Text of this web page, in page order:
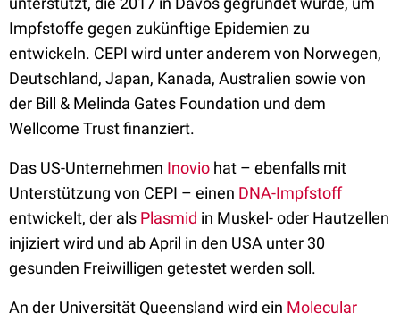
Impfstoffe gegen zukünftige Epidemien zu
entwickeln. CEPI wird unter anderem von Norwegen,
Deutschland, Japan, Kanada, Australien sowie von
der Bill & Melinda Gates Foundation und dem
Wellcome Trust finanziert.
Das US-Unternehmen Inovio hat – ebenfalls mit
Unterstützung von CEPI – einen DNA-Impfstoff
entwickelt, der als Plasmid in Muskel- oder Hautzellen
injiziert wird und ab April in den USA unter 30
gesunden Freiwilligen getestet werden soll.
An der Universität Queensland wird ein Molecular